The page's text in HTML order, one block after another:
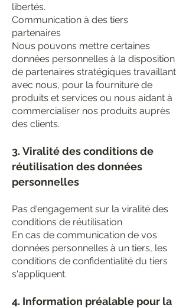
libertés.
Communication à des tiers
partenaires
Nous pouvons mettre certaines
données personnelles à la disposition
de partenaires stratégiques travaillant
avec nous, pour la fourniture de
produits et services ou nous aidant à
commercialiser nos produits auprès
des clients.
3. Viralité des conditions de
réutilisation des données
personnelles
Pas d'engagement sur la viralité des
conditions de réutilisation
En cas de communication de vos
données personnelles à un tiers, les
conditions de confidentialité du tiers
s'appliquent.
4. Information préalable pour la